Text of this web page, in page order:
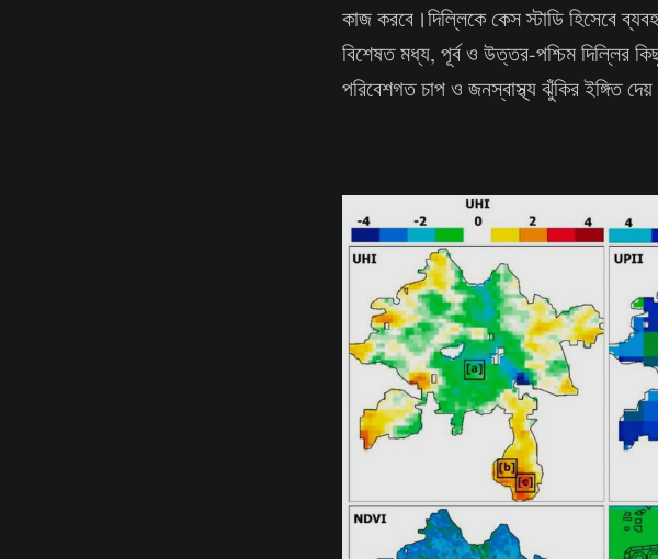
কাজ করবে।দিল্লিকে কেস স্টাডি হিসেবে
বিশেষত মধ্য, পূর্ব ও উত্তর-পশ্চিম দিল্লির
পরিবেশগত চাপ ও জনস্বাস্থ্য ঝুঁকির ইঙ্গিত